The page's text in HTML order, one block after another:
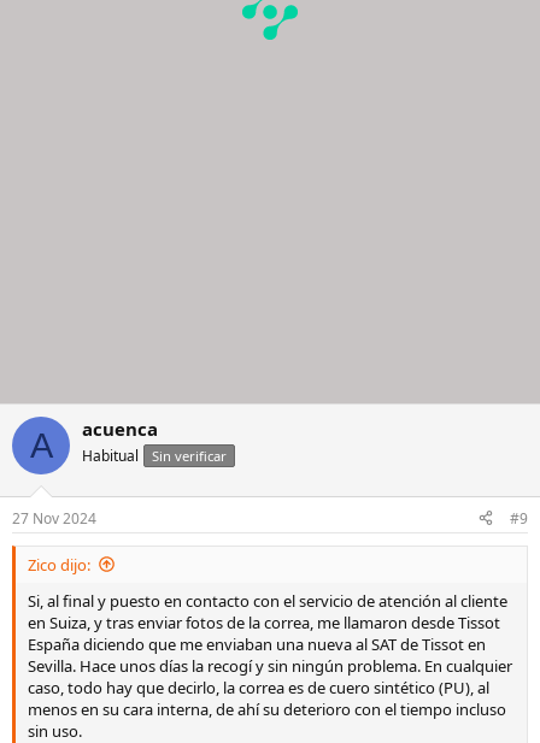
A acuenca
Habitual Sin verificar
27 Nov 2024 #9
Zico dijo:
Si, al final y puesto en contacto con el servicio de atención al cliente
en Suiza, y tras enviar fotos de la correa, me llamaron desde Tissot
España diciendo que me enviaban una nueva al SAT de Tissot en
Sevilla. Hace unos días la recogí y sin ningún problema. En cualquier
caso, todo hay que decirlo, la correa es de cuero sintético (PU), al
menos en su cara interna, de ahí su deterioro con el tiempo incluso
sin uso.